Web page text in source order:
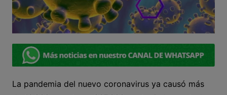
La pandemia del nuevo coronavirus ya causó más